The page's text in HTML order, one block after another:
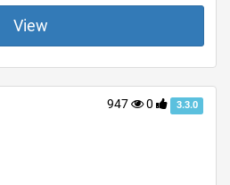
View
947 0 3.3.0